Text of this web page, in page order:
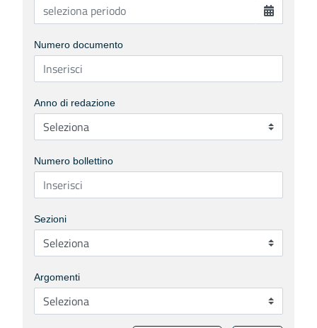
Numero documento
Anno di redazione
Numero bollettino
Sezioni
Argomenti